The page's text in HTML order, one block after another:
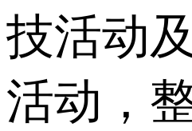
技活动
活动，